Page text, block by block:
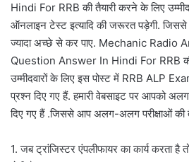
Hindi For RRB की तैयारी करने के लिए
ऑनलाइन टेस्ट इत्यादि की जरूरत पड़ेगी. जिससे
ज्यादा अच्छे से कर पाए. Mechanic Radio
Question Answer In Hindi For RRB की
उम्मीदवारों के लिए इस पोस्ट में RRB ALP
प्रश्न दिए गए हैं. हमारी वेबसाइट पर आपको
दिए गए हैं .जिससे आप अलग-अलग परीक्षाओं की
1. जब ट्रांजिस्टर एंपलीफायर का कार्य करता है